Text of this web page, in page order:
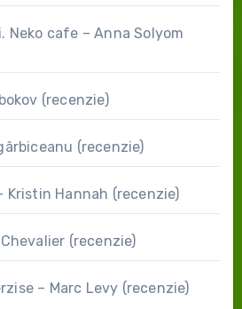
Neko cafe – Anna Solyom
(recenzie)
(recenzie)
Kristin Hannah (recenzie)
(recenzie)
– Marc Levy (recenzie)